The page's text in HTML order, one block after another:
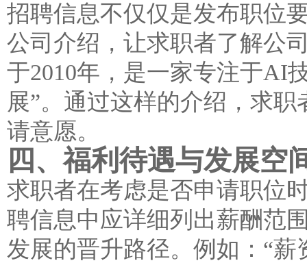
招聘信息不仅仅是发布职位
公司介绍，让求职者了解公
于2010年，是一家专注于AI
展”。通过这样的介绍，求
请意愿。
四、福利待遇与发展空
求职者在考虑是否申请职位
聘信息中应详细列出薪酬范
发展的晋升路径。例如：“